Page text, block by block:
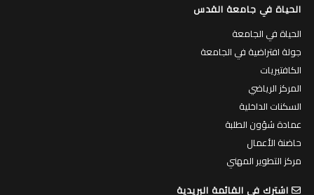
الحياة في جامعة القدس
الحياة في الجامعة
جولة افتراضية في الجامعة
الكافتيريات
المركز الرياضي
السكنات الداخلية
عمادة شؤون الطلبة
حاضنة الأعمال
مركز التطوير المهني
اشترك في القائمة البريدية